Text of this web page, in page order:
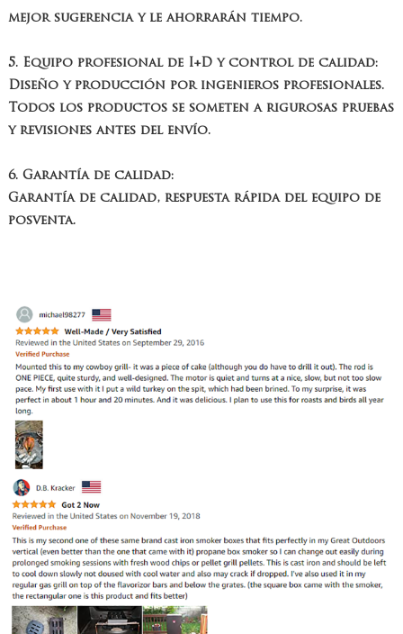
mejor sugerencia y le ahorrarán tiempo.
5. Equipo profesional de I+D y control de calidad:
Diseño y producción por ingenieros profesionales.
Todos los productos se someten a rigurosas pruebas
y revisiones antes del envío.
6. Garantía de calidad:
Garantía de calidad, respuesta rápida del equipo de
posventa.